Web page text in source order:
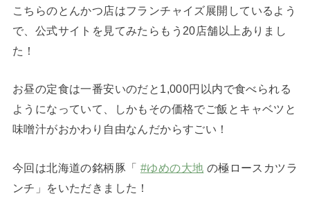
こちらのとんかつ店はフランチャイズ展開しているよう
で、公式サイトを見てみたらもう20店舗以上ありまし
た！
お昼の定食は一番安いのだと1,000円以内で食べられる
ようになっていて、しかもその価格でご飯とキャベツと
味噌汁がおかわり自由なんだからすごい！
今回は北海道の銘柄豚「 #ゆめの大地 の極ロースカツラ
ンチ」をいただきました！